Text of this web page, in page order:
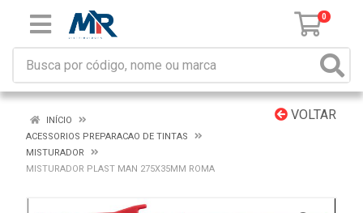
0
VOLTAR
INÍCIO
ACESSORIOS PREPARACAO DE TINTAS
MISTURADOR
MISTURADOR PLAST MAN 275X35MM ROMA